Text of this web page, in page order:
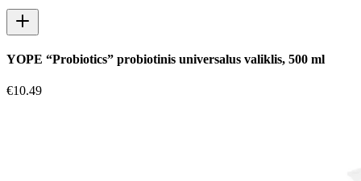
YOPE “Probiotics” probiotinis universalus valiklis, 500 ml
€10.49